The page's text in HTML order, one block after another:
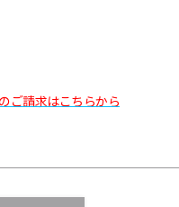
ご請求はこちらから